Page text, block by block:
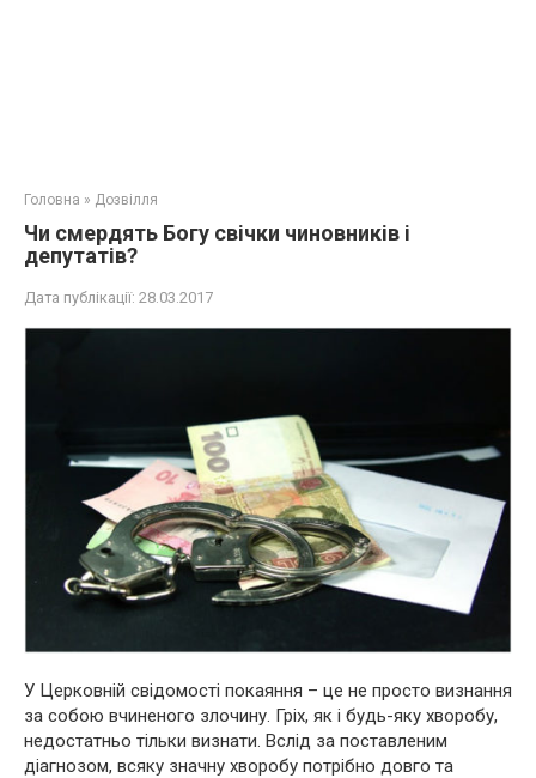
Головна » Дозвілля
Чи смердять Богу свічки чиновників і
депутатів?
Дата публікації: 28.03.2017
У Церковній свідомості покаяння – це не просто визнання
за собою вчиненого злочину. Гріх, як і будь-яку хворобу,
недостатньо тільки визнати. Вслід за поставленим
діагнозом, всяку значну хворобу потрібно довго та